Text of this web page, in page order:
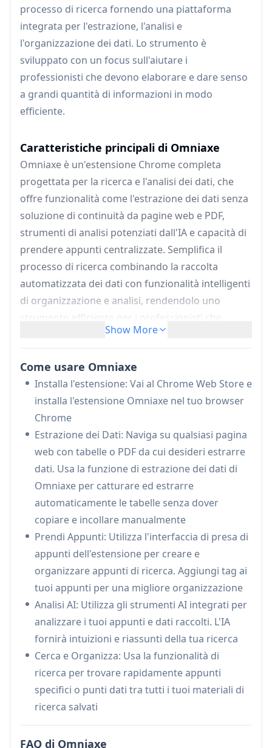
processo di ricerca fornendo una piattaforma
integrata per l'estrazione, l'analisi e
l'organizzazione dei dati. Lo strumento è
sviluppato con un focus sull'aiutare i
professionisti che devono elaborare e dare senso
a grandi quantità di informazioni in modo
efficiente.
Caratteristiche principali di Omniaxe
Omniaxe è un'estensione Chrome completa
progettata per la ricerca e l'analisi dei dati, che
offre funzionalità come l'estrazione dei dati senza
soluzione di continuità da pagine web e PDF,
strumenti di analisi potenziati dall'IA e capacità di
prendere appunti centralizzate. Semplifica il
processo di ricerca combinando la raccolta
automatizzata dei dati con funzionalità intelligenti
di organizzazione e analisi, rendendolo uno
strumento efficiente per i professionisti che
devono elaborare grandi quantità di informazioni.
Estrazione Dati:Cattura ed estrae
automaticamente tabelle sia da pagine web
HTML che da PDF, eliminando il lavoro manuale
di copia e incolla
Analisi Potenziata dall'IA:
integrati che analizzano note e dati per fornire
approfondimenti e riassunti istantanei
Gestione Centralizzata delle Note:
Piattaforma unificata per memorizzare,
etichettare, organizzare e cercare tra le note di
ricerca con un'interfaccia intuitiva
Casi d'uso di Omniaxe
Ricerca Accademica: Studenti e ricercatori
possono raccogliere e analizzare in modo
efficiente dati da più fonti per i loro studi
Analisi di Mercato: Gli analisti possono estrarre
e elaborare dati di mercato da vari siti web e
rapporti per generare approfondimenti
Ricerca di Contenuti: I creatori di contenuti e
gli scrittori possono raccogliere e organizzare
informazioni da più fonti per il loro lavoro
Vantaggi
Estrazione dati automatizzata che fa
Show More
Come usare Omniaxe
Installa l'estensione: Vai al Chrome Web Store e
installa l'estensione Omniaxe nel tuo browser
Chrome
Estrazione dei Dati: Naviga su qualsiasi pagina
web con tabelle o PDF da cui desideri estrarre
dati. Usa la funzione di estrazione dei dati di
Omniaxe per catturare ed estrarre
automaticamente le tabelle senza dover
copiare e incollare manualmente
Prendi Appunti: Utilizza l'interfaccia di presa di
appunti dell'estensione per creare e
organizzare appunti di ricerca. Aggiungi tag ai
tuoi appunti per una migliore organizzazione
Analisi AI: Utilizza gli strumenti AI integrati per
analizzare i tuoi appunti e dati raccolti. L'IA
fornirà intuizioni e riassunti della tua ricerca
Cerca e Organizza: Usa la funzionalità di
ricerca per trovare rapidamente appunti
specifici o punti dati tra tutti i tuoi materiali di
ricerca salvati
FAQ di Omniaxe